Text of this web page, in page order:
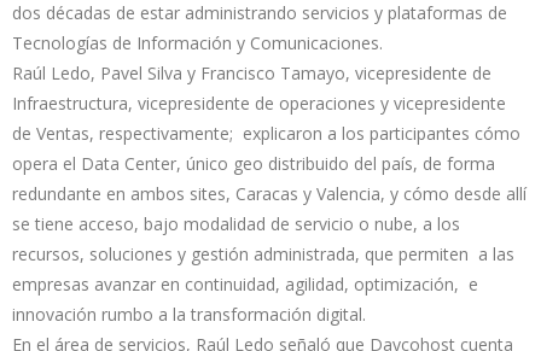
dos décadas de estar administrando servicios y plataformas de
Tecnologías de Información y Comunicaciones.
Raúl Ledo, Pavel Silva y Francisco Tamayo, vicepresidente de
Infraestructura, vicepresidente de operaciones y vicepresidente
de Ventas, respectivamente; explicaron a los participantes cómo
opera el Data Center, único geo distribuido del país, de forma
redundante en ambos sites, Caracas y Valencia, y cómo desde allí
se tiene acceso, bajo modalidad de servicio o nube, a los
recursos, soluciones y gestión administrada, que permiten a las
empresas avanzar en continuidad, agilidad, optimización, e
innovación rumbo a la transformación digital.
En el área de servicios, Raúl Ledo señaló que Daycohost cuenta